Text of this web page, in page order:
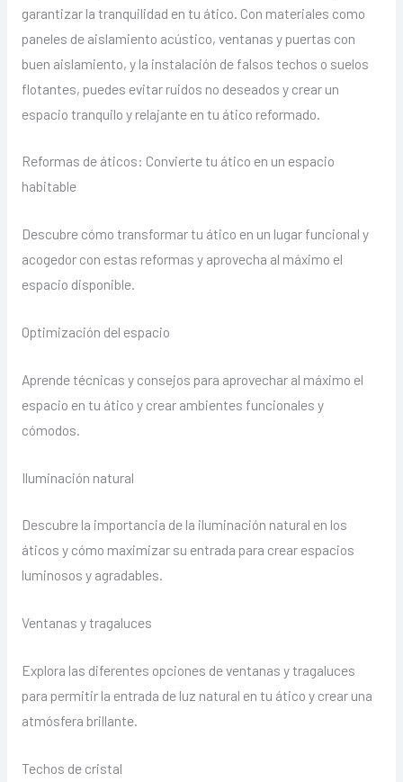
garantizar la tranquilidad en tu ático. Con materiales como
paneles de aislamiento acústico, ventanas y puertas con
buen aislamiento, y la instalación de falsos techos o suelos
flotantes, puedes evitar ruidos no deseados y crear un
espacio tranquilo y relajante en tu ático reformado.
Reformas de áticos: Convierte tu ático en un espacio
habitable
Descubre cómo transformar tu ático en un lugar funcional y
acogedor con estas reformas y aprovecha al máximo el
espacio disponible.
Optimización del espacio
Aprende técnicas y consejos para aprovechar al máximo el
espacio en tu ático y crear ambientes funcionales y
cómodos.
Iluminación natural
Descubre la importancia de la iluminación natural en los
áticos y cómo maximizar su entrada para crear espacios
luminosos y agradables.
Ventanas y tragaluces
Explora las diferentes opciones de ventanas y tragaluces
para permitir la entrada de luz natural en tu ático y crear una
atmósfera brillante.
Techos de cristal